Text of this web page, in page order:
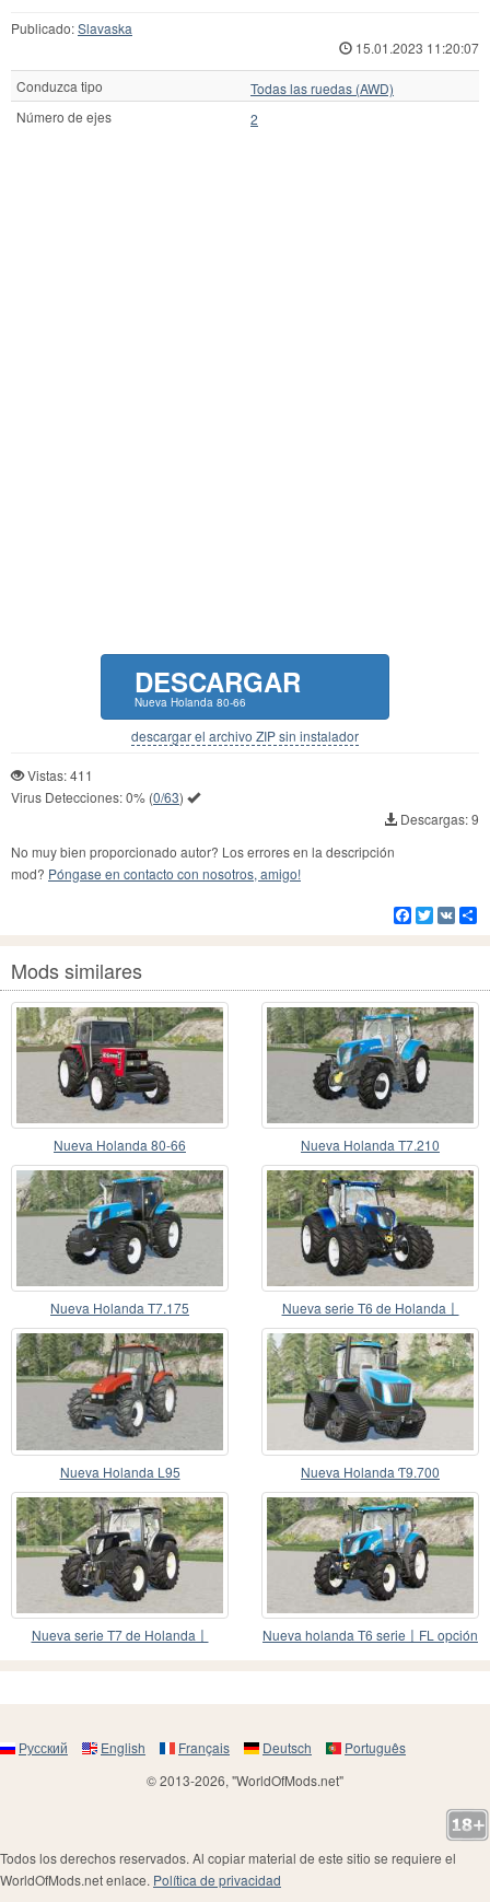
Publicado:Slavaska
15.01.2023 11:20:07
Conduzca tipo
Todas las ruedas (AWD)
Número de ejes
2
DESCARGAR
Nueva Holanda 80-66
descargar el archivo ZIP sin instalador
Vistas: 411
Virus Detecciones:0% (0/63)
Descargas: 9
No muy bien proporcionado autor? Los errores en la descripción
mod? Póngase en contacto con nosotros, amigo!
Facebook
Twitter
VK
Mods similares
Nueva Holanda 80-66 Nueva Holanda T7.210
Nueva Holanda T7.175
Nueva serie T6 de Holanda〡
control interactivo
Nueva Holanda L95 Nueva Holanda Ƭ9.700
Nueva serie T7 de Holanda〡
Nueva holanda T6 serie〡FL opción
Русский English Français Deutsch
Português
© 2013-2026, "WorldOfMods.net"
Todos los derechos reservados. Al copiar material de este sitio se requiere el
WorldOfMods.net enlace. Política de privacidad